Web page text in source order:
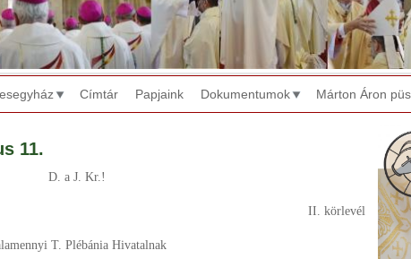
Címtár Papjaink Dokumentumok Márton Áron
11.
D. a J. Kr.!
II. körlevél
T. Plébánia Hivatalnak